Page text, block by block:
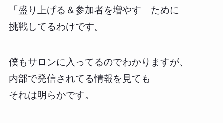
「盛り上げる＆参加者を増やす」ために
挑戦してるわけです。
僕もサロンに入ってるのでわかりますが、
内部で発信されてる情報を見ても
それは明らかです。